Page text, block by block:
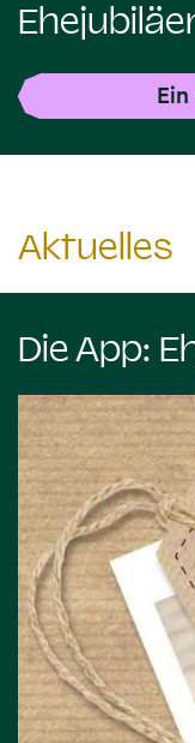
Aktuelles
Die App: